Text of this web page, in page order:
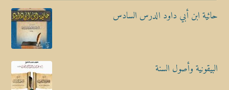
حائية ابن أبي داود الدرس السادس
البيقونية وأصول السنة